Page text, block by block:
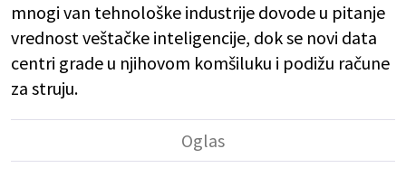
mnogi van tehnološke industrije dovode u pitanje
vrednost veštačke inteligencije, dok se novi data
centri grade u njihovom komšiluku i podižu račune
za struju.